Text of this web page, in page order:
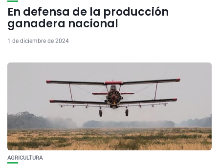
En defensa de la producción
ganadera nacional
1 de diciembre de 2024
AGRICULTURA